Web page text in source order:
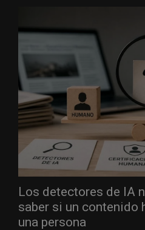
Los detectores de IA
saber si un contenido
una persona